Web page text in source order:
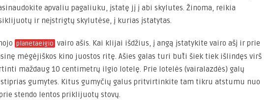
apvaliu pagaliuku, įstatę jį į abi skylutes. Žinoma, reikia
ir neįstrigtų skylutėse, į kurias įstatytas.
planetaeigio vairo ašis. Kai klijai išdžius, į angą įstatykite vairo ašį ir prie
mėgėjiškos kino juostos ritę. Ašies galas turi būti šiek tiek išlindęs virš
maždaug 10 centimetrų ilgio lotelę. Prie lotelės (vairalazdės) galų
gumytes. Kitus gumyčių galus pritvirtinkite tam tikru atstumu nuo
stendo lentos priklijuotų stovų.